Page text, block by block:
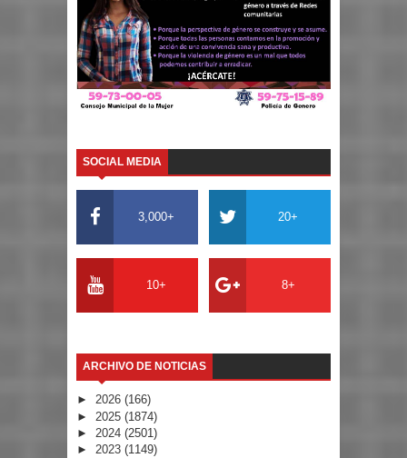
SOCIAL MEDIA
3,000+ 20+
10+ 8+
ARCHIVO DE NOTICIAS
► 2026 (166)
► 2025 (1874)
► 2024 (2501)
► 2023 (1149)